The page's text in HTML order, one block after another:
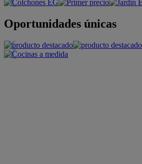
Oportunidades únicas